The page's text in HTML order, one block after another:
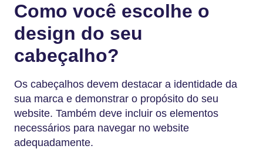
Como você escolhe o
design do seu
cabeçalho?
Os cabeçalhos devem destacar a identidade da
sua marca e demonstrar o propósito do seu
website. Também deve incluir os elementos
necessários para navegar no website
adequadamente.